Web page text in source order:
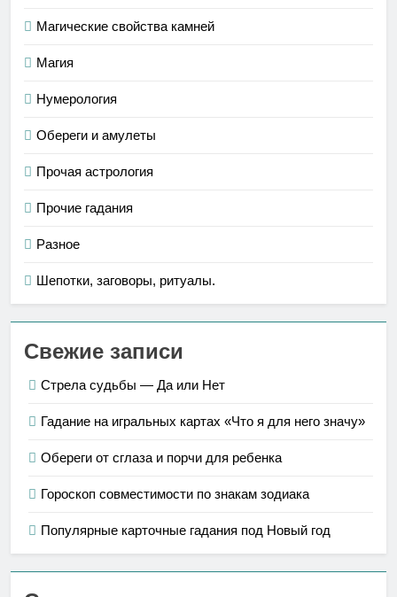
Магические свойства камней
Магия
Нумерология
Обереги и амулеты
Прочая астрология
Прочие гадания
Разное
Шепотки, заговоры, ритуалы.
Свежие записи
Стрела судьбы — Да или Нет
Гадание на игральных картах «Что я для него значу»
Обереги от сглаза и порчи для ребенка
Гороскоп совместимости по знакам зодиака
Популярные карточные гадания под Новый год